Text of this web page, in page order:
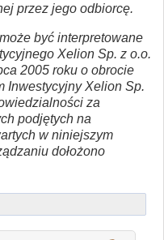
przez jego odbiorcę.
być interpretowane
Xelion Sp. z o.o.
2005 roku o obrocie
Inwestycyjny Xelion Sp.
za
podjętych na
w niniejszym
dołożono